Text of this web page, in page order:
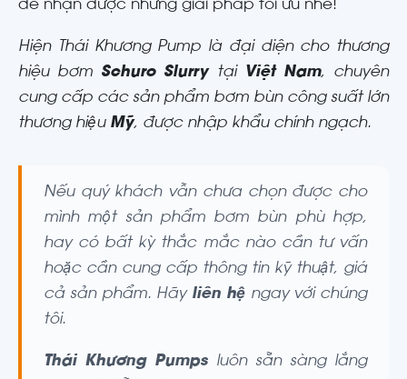
để nhận được những giải pháp tối ưu nhé!
Hiện Thái Khương Pump là đại diện cho thương
hiệu bơm Schuro Slurrytại Việt Nam, chuyên
cung cấp các sản phẩm bơm bùn công suất lớn
thương hiệu Mỹ, được nhập khẩu chính ngạch.
Nếu quý khách vẫn chưa chọn được cho
mình một sản phẩm bơm bùn phù hợp,
hay có bất kỳ thắc mắc nào cần tư vấn
hoặc cần cung cấp thông tin kỹ thuật, giá
cả sản phẩm. Hãy liên hệngay với chúng
tôi.
Thái Khương Pumpsluôn sẵn sàng lắng